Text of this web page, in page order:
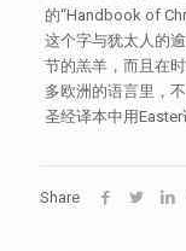
的“Handbook of
这个字与犹太人的
节的羔羊，而且在
多欧洲的语言里，
圣经译本中用Easter
Share